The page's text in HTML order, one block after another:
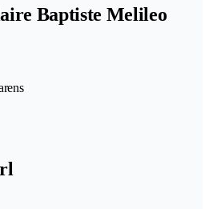
Baptiste Melileo